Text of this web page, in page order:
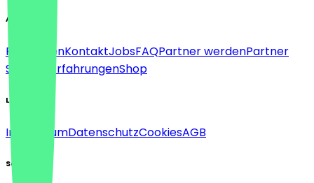
About
Für FirmenKontaktJobsFAQPartner werdenPartner
Support
ErfahrungenShop
Legal
ImpressumDatenschutzCookiesAGB
Social